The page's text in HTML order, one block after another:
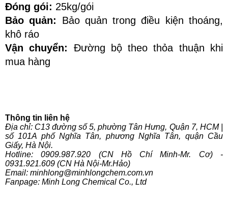
Đóng gói: 25kg/gói
Bảo quản:
Bảo quản trong điều kiện thoáng,
khô ráo
Vận chuyển:
Đường bộ theo thỏa thuận khi
mua hàng
Thông tin liên hệ
Địa chỉ: C13 đường số 5, phường Tân Hưng, Quận 7, HCM |
số 101A phố Nghĩa Tân, phương Nghĩa Tân, quận Cầu
Giấy, Hà Nội.
Hotline: 0909.987.920 (CN Hồ Chí Minh-Mr. Cơ) -
0931.921.609 (CN Hà Nội-Mr.Hảo)
Email: minhlong@minhlongchem.com.vn
Fanpage: Minh Long Chemical Co., Ltd